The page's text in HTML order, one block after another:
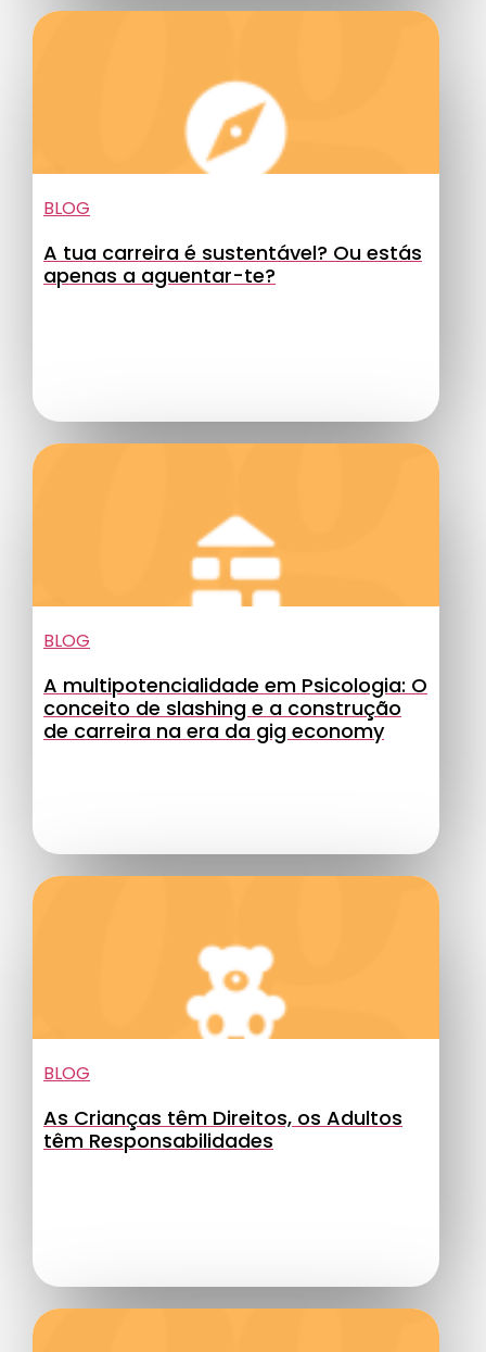
BLOG
A tua carreira é sustentável? Ou estás
apenas a aguentar-te?
BLOG
A multipotencialidade em Psicologia: O
conceito de slashing e a construção
de carreira na era da gig economy
BLOG
As Crianças têm Direitos, os Adultos
têm Responsabilidades